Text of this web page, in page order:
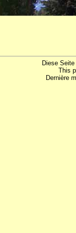
Diese
This
Dernière